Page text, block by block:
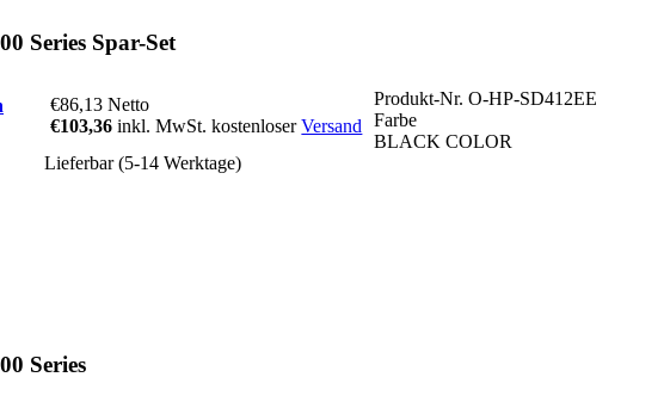
Series Spar-Set
€86,13Netto
€103,36inkl. MwSt. kostenloserVersand
Produkt-Nr. O-HP-SD412EE
Farbe
BLACK COLOR
Lieferbar (5-14 Werktage)
Series